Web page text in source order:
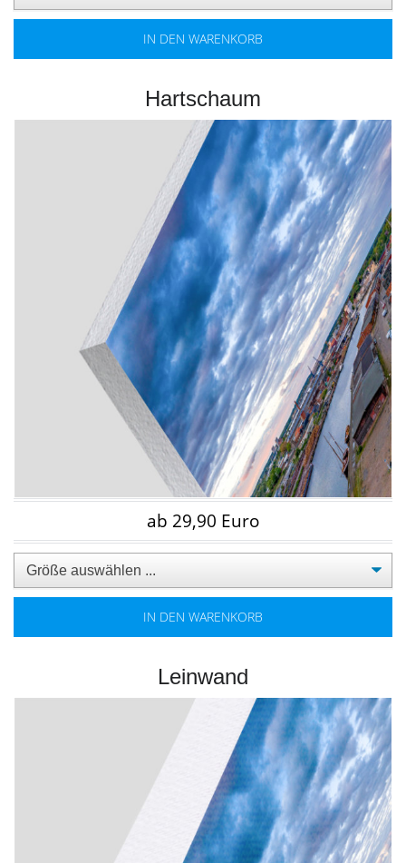
IN DEN WARENKORB
Hartschaum
ab 29,90 Euro
IN DEN WARENKORB
Leinwand